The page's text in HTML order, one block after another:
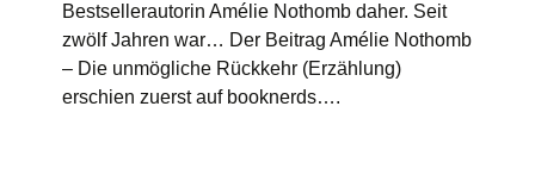
Bestsellerautorin Amélie Nothomb daher. Seit
zwölf Jahren war… Der Beitrag Amélie Nothomb
– Die unmögliche Rückkehr (Erzählung)
erschien zuerst auf booknerds….